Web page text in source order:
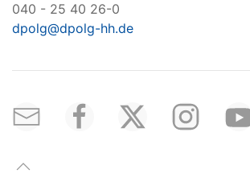
040 - 25 40 26-0
dpolg@dpolg-hh.de